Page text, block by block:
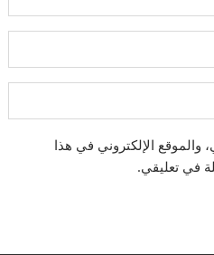
والموقع الإلكتروني في هذا
في تعليقي.